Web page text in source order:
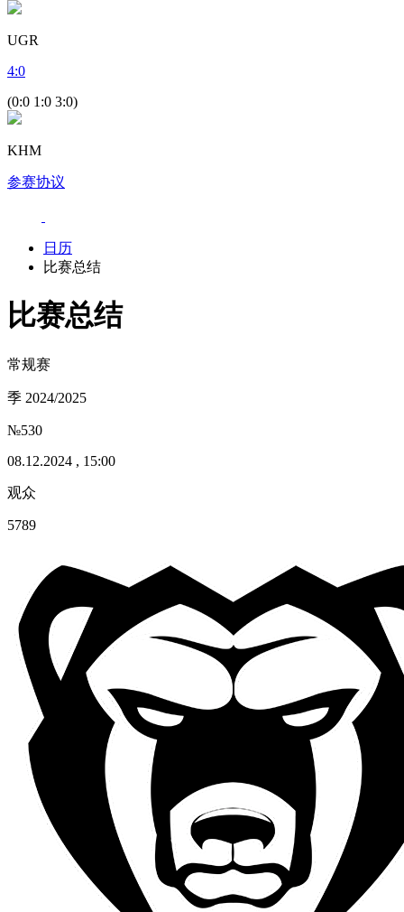
UGR
4:0
(0:0 1:0 3:0)
KHM
参赛协议
日历
比赛总结
比赛总结
常规赛
季 2024/2025
№530
08.12.2024 , 15:00
观众
5789